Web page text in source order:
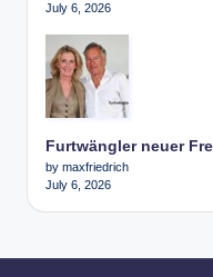
July 6, 2026
Furtwängler neuer
by maxfriedrich
July 6, 2026